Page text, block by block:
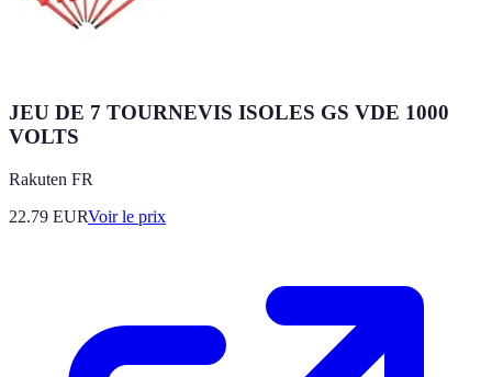
JEU DE 7 TOURNEVIS ISOLES GS VDE 1000
VOLTS
Rakuten FR
22.79 EURVoir le prix